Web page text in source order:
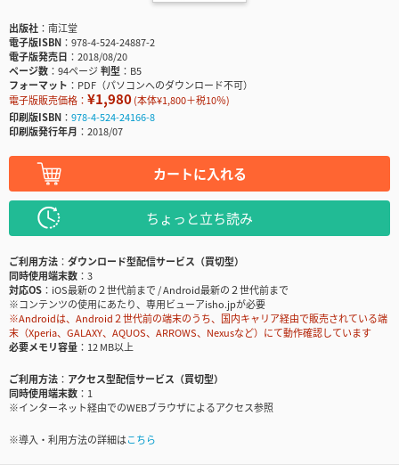
出版社
南江堂
電子版ISBN
978-4-524-24887-2
電子版発売日
2018/08/20
ページ数
94ページ判型
B5
フォーマット
PDF（パソコンへのダウンロード不可）
電子版販売価格： ¥1,980(本体¥1,800＋税10％)
印刷版ISBN
978-4-524-24166-8
印刷版発行年月
2018/07
カートに入れる
ちょっと立ち読み
ご利用方法
ダウンロード型配信サービス（買切型）
同時使用端末数
3
対応OS
iOS最新の２世代前まで / Android最新の２世代前まで
※コンテンツの使用にあたり、専用ビューアisho.jpが必要
※Androidは、Android２世代前の端末のうち、国内キャリア経由で販売されている端
末（Xperia、GALAXY、AQUOS、ARROWS、Nexusなど）にて動作確認しています
必要メモリ容量
12 MB以上
ご利用方法
アクセス型配信サービス（買切型）
同時使用端末数
1
※インターネット経由でのWEBブラウザによるアクセス参照
※導入・利用方法の詳細はこちら